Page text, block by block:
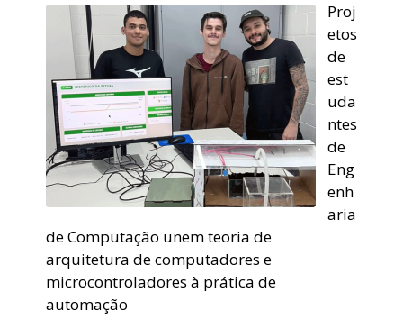
Proj
etos
de
est
uda
ntes
de
Eng
enh
aria
de Computação unem teoria de
arquitetura de computadores e
microcontroladores à prática de
automação